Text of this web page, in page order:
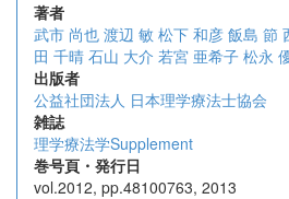
著者
武市 尚也 渡辺 敏 松下 和彦 飯島 節
田 千晴 石山 大介 若宮 亜希子 松永
出版者
公益社団法人 日本理学療法士協会
雑誌
理学療法学Supplement
巻号頁・発行日
vol.2012, pp.48100763, 2013